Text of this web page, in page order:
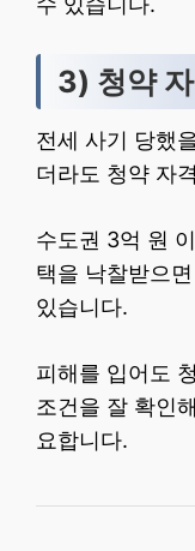
3) 청약
전세 사기 당했
더라도 청약 자
수도권 3억 원
택을 낙찰받으
있습니다.
피해를 입어도
조건을 잘 확인
요합니다.